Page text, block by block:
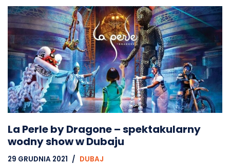
La Perle by Dragone – spektakularny
wodny show w Dubaju
29 GRUDNIA 2021 DUBAJ